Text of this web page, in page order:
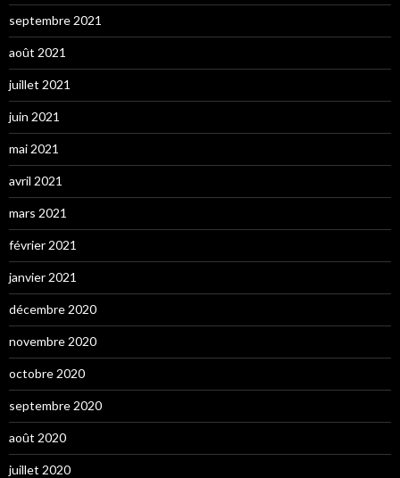
septembre 2021
août 2021
juillet 2021
juin 2021
mai 2021
avril 2021
mars 2021
février 2021
janvier 2021
décembre 2020
novembre 2020
octobre 2020
septembre 2020
août 2020
juillet 2020